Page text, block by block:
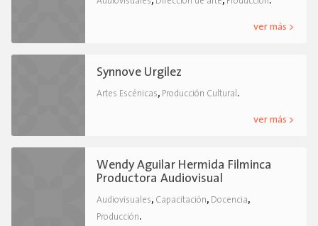
ver más >
Synnove Urgilez
Artes Escénicas, Producción Cultural .
ver más >
Wendy Aguilar Hermida Filminca
Productora Audiovisual
Audiovisuales, Capacitación, Docencia,
Producción.